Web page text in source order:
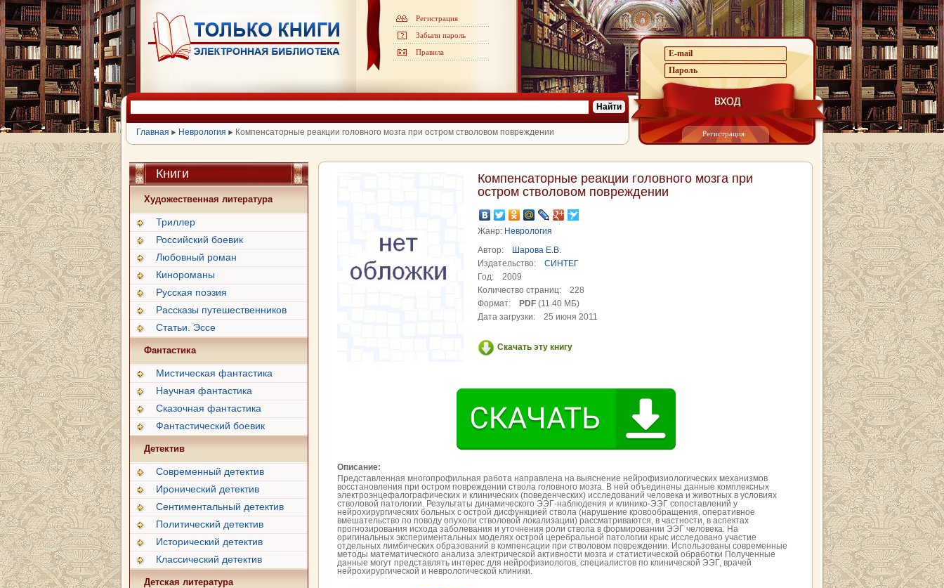
Регистрация
Забыли пароль
Правила
Регистрация
Главная Неврология Компенсаторные реакции головного мозга при остром стволовом повреждении
Компенсаторные реакции головного мозга при
остром стволовом повреждении
Жанр: Неврология
Автор:
Шарова Е.В.
Издательство:
СИНТЕГ
Год:
2009
Количество страниц:
228
Формат:
PDF (11.40 МБ)
Дата загрузки:
25 июня 2011
Скачать эту книгу
Описание:
Представленная многопрофильная работа направлена на выяснение нейрофизиологических механизмов
восстановления при остром повреждении ствола головного мозга. В ней объединены данные комплексных
электроэнцефалографических и клинических (поведенческих) исследований человека и животных в условиях
стволовой патологии. Результаты динамического ЭЭГ-наблюдения и клинико-ЭЭГ сопоставлений у
нейрохирургических больных с острой дисфункцией ствола (нарушение кровообращения, оперативное
вмешательство по поводу опухоли стволовой локализации) рассматриваются, в частности, в аспектах
прогнозирования исхода заболевания и уточнения роли ствола в формировании ЭЭГ человека. На
оригинальных экспериментальных моделях острой церебральной патологии крыс исследовано участие
отдельных лимбических образований в компенсации при стволовом повреждении. Использованы современные
методы математического анализа электрической активности мозга и статистической обработки Полученные
данные могут представлять интерес для нейрофизиологов, специалистов по клинической ЭЭГ, врачей
нейрохирургической и неврологической клиники.
Книги
Художественная литература
Триллер
Российский боевик
Любовный роман
Кинороманы
Русская поэзия
Рассказы путешественников
Статьи. Эссе
Фантастика
Мистическая фантастика
Научная фантастика
Сказочная фантастика
Фантастический боевик
Детектив
Современный детектив
Иронический детектив
Сентиментальный детектив
Политический детектив
Исторический детектив
Классический детектив
Детская литература